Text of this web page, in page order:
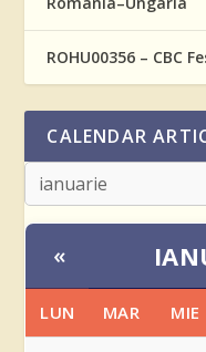
ROHU00356 – CBC
CALENDAR
«
LUN MAR MIE